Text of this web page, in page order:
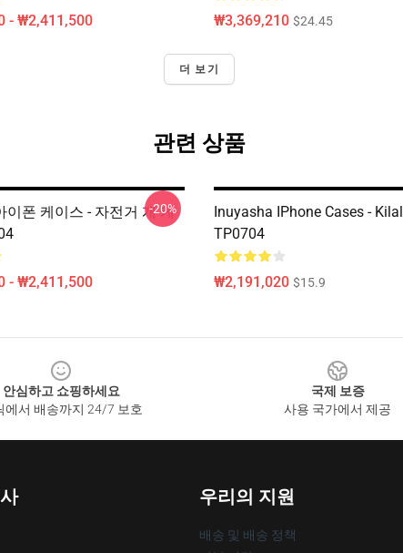
- ₩2,411,500 ₩3,369,210 $24.45
더 보기
관련 상품
이폰 케이스 - 자전거 개 케
- ₩2,411,500
-20%
Inuyasha IPhone Cases -
TP0704
₩2,191,020 $15.9
안심하고 쇼핑하세요
에서 배송까지 24/7 보호
국제 보증
사용 국가에서 제공
우리의 지원
배송 및 배송 정책